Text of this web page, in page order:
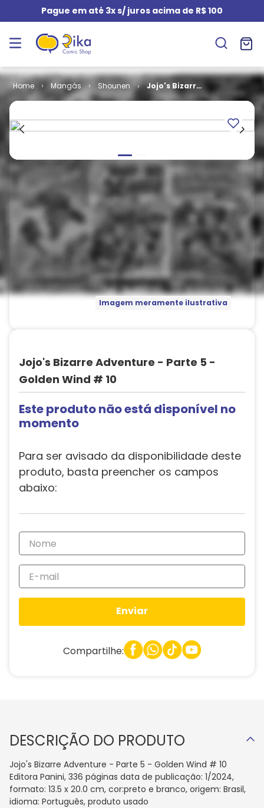
Pague em até 3x s/ juros acima de R$ 100
Mangás Shounen
Jojo's Bizarre
Adventure -
Golden Wind
Imagem meramente ilustrativa
Jojo's Bizarre Adventure - Parte 5 -
Golden Wind # 10
Este produto não está disponível no
momento
Para ser avisado da disponibilidade deste
produto, basta preencher os campos
abaixo:
Enviar
Compartilhe:
DESCRIÇÃO DO PRODUTO
Jojo's Bizarre Adventure - Parte 5 - Golden Wind # 10
Editora Panini, 336 páginas data de publicação: 1/2024,
formato: 13.5 x 20.0 cm, cor:preto e branco, origem: Brasil,
idioma: Português, produto usado